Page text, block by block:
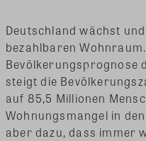
Deutschland wächst
bezahlbaren
Bevölkerungsprognose
steigt die
auf 85,5 Millionen
Wohnungsmangel in
aber dazu, dass immer